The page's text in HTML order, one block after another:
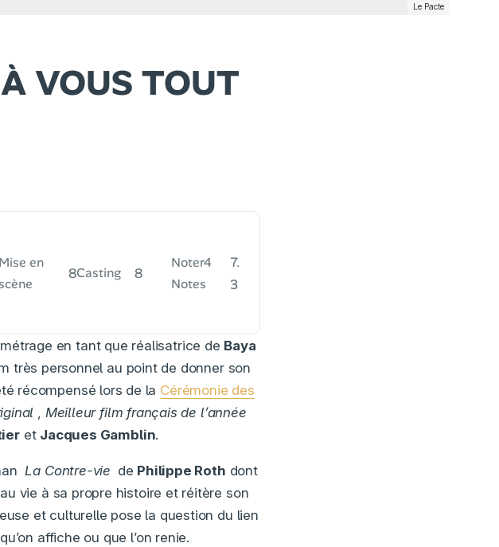
Le Pacte
VOUS TOUT
Mise en
scène
8Casting 8
Noter4
Notes
7.
3
en tant que réalisatrice de Baya
très personnel au point de donner son
récompensé lors de la Cérémonie des
, Meilleur film français de l’année
et Jacques Gamblin.
La Contre-vie de Philippe Roth dont
vie à sa propre histoire et réitère son
et culturelle pose la question du lien
affiche ou que l’on renie.